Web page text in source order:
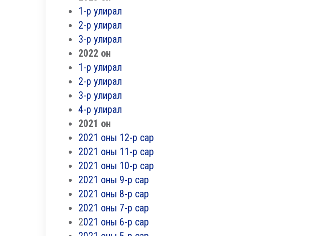
1-р улирал
2-р улирал
3-р улирал
2022 он
1-р улирал
2-р улирал
3-р улирал
4-р улирал
2021 он
2021 оны 12-р сар
2021 оны 11-р сар
2021 оны 10-р сар
2021 оны 9-р сар
2021 оны 8-р сар
2021 оны 7-р сар
2021 оны 6-р сар